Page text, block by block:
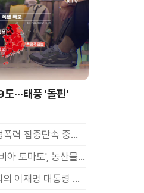
···태풍 '돌핀'
'26년 사이버성폭력 집중단속 중간성과 발표···향후 추진계획은?
식약처, "'스테비아 토마토', 농산물 아닌 가공식품"
제34회 국무회의 이재명 대통령 모두발언